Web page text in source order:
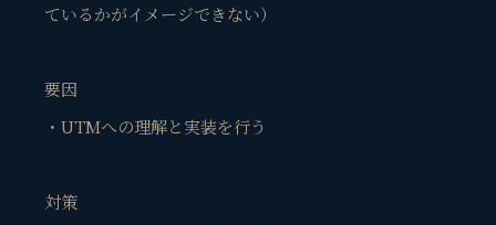
ているかがイメージできない）
要因
・UTMへの理解と実装を行う
対策